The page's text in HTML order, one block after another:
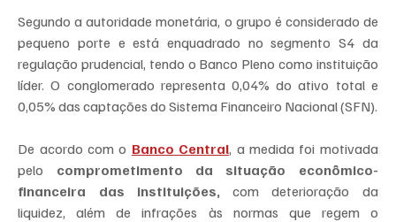
Segundo a autoridade monetária, o grupo é considerado de
pequeno porte e está enquadrado no segmento S4 da
regulação prudencial, tendo o Banco Pleno como instituição
líder. O conglomerado representa 0,04% do ativo total e
0,05% das captações do Sistema Financeiro Nacional (SFN).
De acordo com o Banco Central, a medida foi motivada
pelo comprometimento da situação econômico-
financeira das instituições, com deterioração da
liquidez, além de infrações às normas que regem o